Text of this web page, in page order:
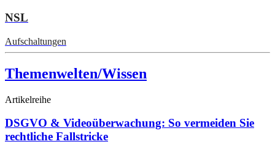
NSL
Aufschaltungen
Themenwelten/Wissen
Artikelreihe
DSGVO & Videoüberwachung: So vermeiden Sie
rechtliche Fallstricke